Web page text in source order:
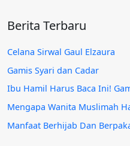
Berita Terbaru
Celana Sirwal Gaul Elzaura
Gamis Syari dan Cadar
Ibu Hamil Harus Baca Ini!
Mengapa Wanita Muslimah
Manfaat Berhijab Dan